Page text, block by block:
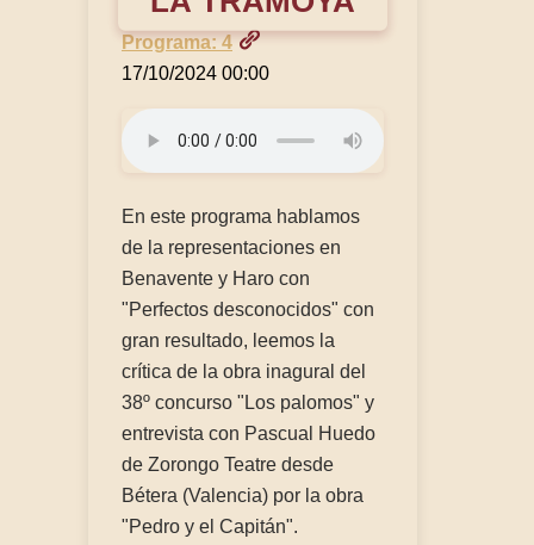
Programa: 4
17/10/2024 00:00
En este programa hablamos
de la representaciones en
Benavente y Haro con
"Perfectos desconocidos" con
gran resultado, leemos la
crítica de la obra inagural del
38º concurso "Los palomos" y
entrevista con Pascual Huedo
de Zorongo Teatre desde
Bétera (Valencia) por la obra
"Pedro y el Capitán".